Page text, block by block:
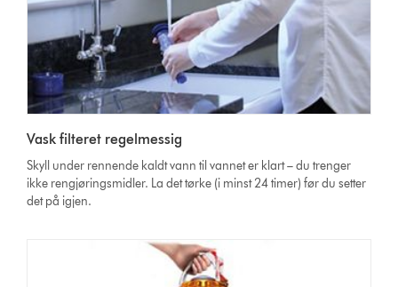
Vask filteret regelmessig
Skyll under rennende kaldt vann til vannet er klart – du trenger
ikke rengjøringsmidler. La det tørke (i minst 24 timer) før du setter
det på igjen.